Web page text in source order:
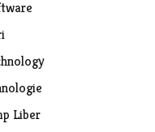
Liber